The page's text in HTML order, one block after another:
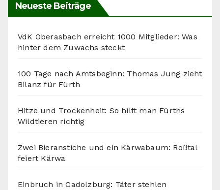
Neueste Beiträge
VdK Oberasbach erreicht 1000 Mitglieder: Was
hinter dem Zuwachs steckt
100 Tage nach Amtsbeginn: Thomas Jung zieht
Bilanz für Fürth
Hitze und Trockenheit: So hilft man Fürths
Wildtieren richtig
Zwei Bieranstiche und ein Kärwabaum: Roßtal
feiert Kärwa
Einbruch in Cadolzburg: Täter stehlen